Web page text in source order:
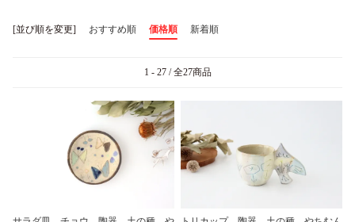
[並び順を変更] おすすめ順 価格順 新着順
1 - 27 / 全27商品